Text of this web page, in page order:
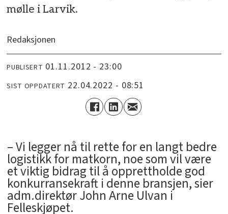
mølle i Larvik.
Redaksjonen
PUBLISERT 01.11.2012 - 23:00
SIST OPPDATERT 22.04.2022 - 08:51
– Vi legger nå til rette for en langt bedre
logistikk for matkorn, noe som vil være
et viktig bidrag til å opprettholde god
konkurransekraft i denne bransjen, sier
adm.direktør John Arne Ulvan i
Felleskjøpet.